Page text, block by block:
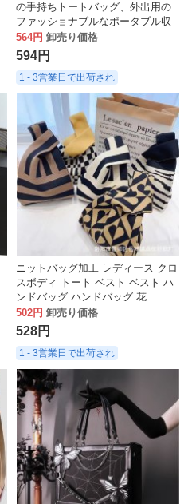
の手持ちトートバッグ、外出用の
ファッショナブルなポータブル収
納バッグ、韓国風ショルダーバッ
グ、ギフトバッグ
564円 卸売り価格
594円
1 - 3営業日で出荷され
ニットバッグ加工 レディース クロ
スボディ トート ベスト ベスト ハ
ンドバッグ ハンドバッグ 花
502円 卸売り価格
528円
1 - 3営業日で出荷され